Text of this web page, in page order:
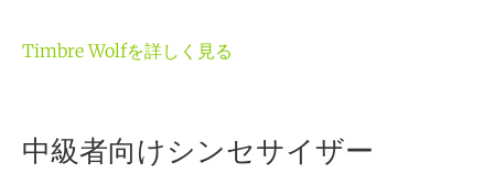
Timbre Wolfを詳しく見る
中級者向けシンセサイザー